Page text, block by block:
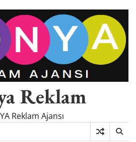
Reklam
Reklam Ajansı